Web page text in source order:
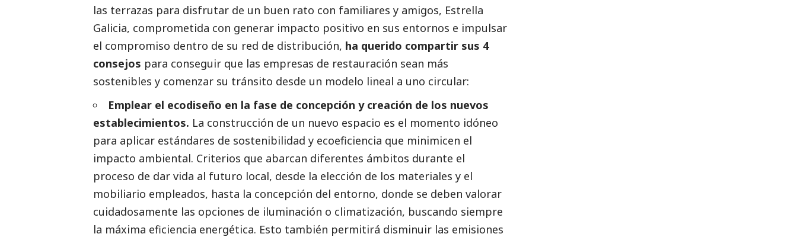
las terrazas para disfrutar de un buen rato con familiares y amigos, Estrella
Galicia, comprometida con generar impacto positivo en sus entornos e impulsar
el compromiso dentro de su red de distribución, ha querido compartir sus 4
consejos para conseguir que las empresas de restauración sean más
sostenibles y comenzar su tránsito desde un modelo lineal a uno circular:
Emplear el ecodiseño en la fase de concepción y creación de los nuevos
establecimientos. La construcción de un nuevo espacio es el momento idóneo
para aplicar estándares de sostenibilidad y ecoeficiencia que minimicen el
impacto ambiental. Criterios que abarcan diferentes ámbitos durante el
proceso de dar vida al futuro local, desde la elección de los materiales y el
mobiliario empleados, hasta la concepción del entorno, donde se deben valorar
cuidadosamente las opciones de iluminación o climatización, buscando siempre
la máxima eficiencia energética. Esto también permitirá disminuir las emisiones